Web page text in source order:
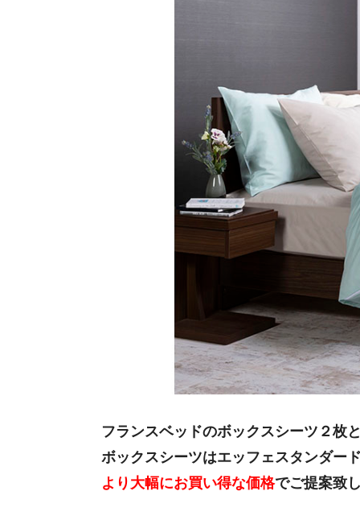
フランスベッドのボックスシーツ２枚
ボックスシーツはエッフェスタンダー
より大幅にお買い得な価格でご提案致